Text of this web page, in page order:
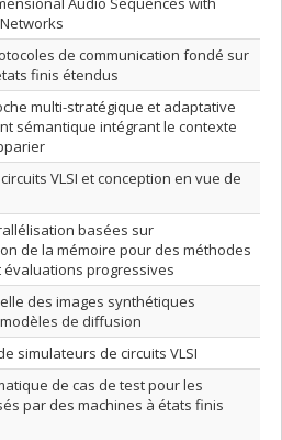
de communication fondé sur
finis étendus
multi-stratégique et adaptative
sémantique intégrant le contexte
VLSI et conception en vue de
basées sur
de la mémoire pour des méthodes
progressives
des images synthétiques
de diffusion
simulateurs de circuits VLSI
de cas de test pour les
par des machines à états finis